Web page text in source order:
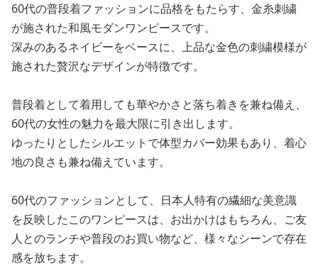
60代の普段着ファッションに品格をもたらす、金糸刺繍
が施された和風モダンワンピースです。
深みのあるネイビーをベースに、上品な金色の刺繍模様が
施された贅沢なデザインが特徴です。
普段着として着用しても華やかさと落ち着きを兼ね備え、
60代の女性の魅力を最大限に引き出します。
ゆったりとしたシルエットで体型カバー効果もあり、着心
地の良さも兼ね備えています。
60代のファッションとして、日本人特有の繊細な美意識
を反映したこのワンピースは、お出かけはもちろん、ご友
人とのランチや普段のお買い物など、様々なシーンで存在
感を放ちます。